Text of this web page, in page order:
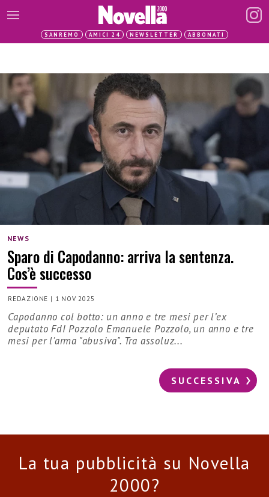
SANREMO AMICI 24 NEWSLETTER ABBONATI
NEWS
Sparo di Capodanno: arriva la sentenza.
Cos’è successo
REDAZIONE | 1 NOV 2025
Capodanno col botto: un anno e tre mesi per l’ex
deputato FdI Pozzolo Emanuele Pozzolo, un anno e tre
mesi per l'arma "abusiva". Tra assoluz...
SUCCESSIVA
La tua pubblicità su Novella
2000?